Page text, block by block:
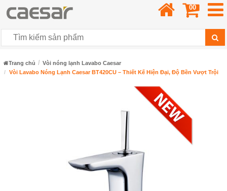
00
Trang chủ
Vòi nóng lạnh Lavabo Caesar
Vòi Lavabo Nóng Lạnh Caesar BT420CU – Thiết Kế Hiện Đại, Độ Bền Vượt Trội